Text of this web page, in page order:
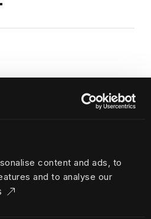
content and ads, to
and to analyse our